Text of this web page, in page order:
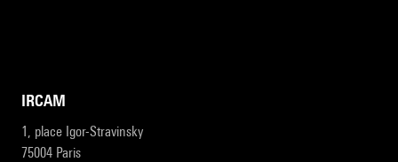
IRCAM
1, place Igor-Stravinsky
75004 Paris